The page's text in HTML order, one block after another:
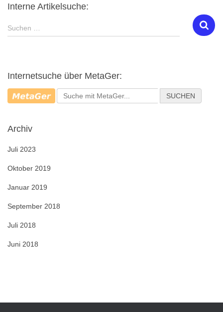
Interne Artikelsuche:
S
u
n
n
a
:
Suchen …
Internetsuche über MetaGer:
SUCHEN
Archiv
Juli 2023
Oktober 2019
Januar 2019
September 2018
Juli 2018
Juni 2018